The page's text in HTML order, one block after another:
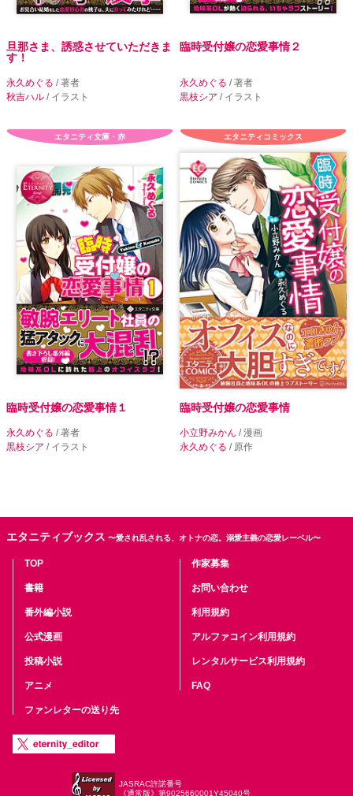
旦那さま、誘惑させていただきま
す！
永久めぐる / 著者
秋吉ハル / イラスト
臨時受付嬢の恋愛事情２
永久めぐる / 著者
黒枝シア / イラスト
エタニティ文庫・赤
臨時受付嬢の恋愛事情１
永久めぐる / 著者
黒枝シア / イラスト
エタニティコミックス
臨時受付嬢の恋愛事情
小立野みかん / 漫画
永久めぐる / 原作
エタニティブックス 〜愛され乱される、オトナの恋。溺愛主義の恋愛レーベル〜
TOP
書籍
番外編小説
公式漫画
投稿小説
アニメ
ファンレターの送り先
作家募集
お問い合わせ
利用規約
アルファコイン利用規約
レンタルサービス利用規約
FAQ
JASRAC許諾番号
《通常版》第9025660001Y45040号